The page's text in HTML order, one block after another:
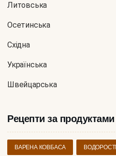
Литовська
Осетинська
Східна
Українська
Швейцарська
Рецепти за продуктами
ВАРЕНА КОВБАСА ВОДОРОСТІ